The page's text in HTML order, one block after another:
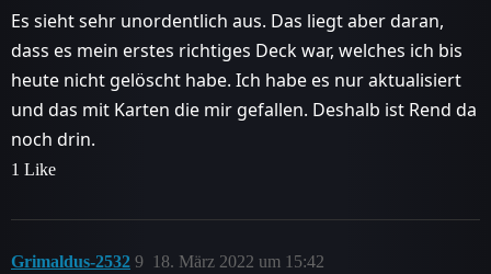
# 1x (9) Runaway Blackwing
# 1x (10) C'Thun, the Shattered
# 1x (10) Raid Boss Onyxia
#
AAEBAYsWHvgH+xGEEt4U+hTDFqqyArW0AoK1ArjyAs2bA/
#
Es sieht sehr unordentlich aus. Das liegt aber daran,
dass es mein erstes richtiges Deck war, welches ich bis
heute nicht gelöscht habe. Ich habe es nur aktualisiert
und das mit Karten die mir gefallen. Deshalb ist Rend da
noch drin.
1 Like
Grimaldus-2532 18. März 2022 um 15:42
9